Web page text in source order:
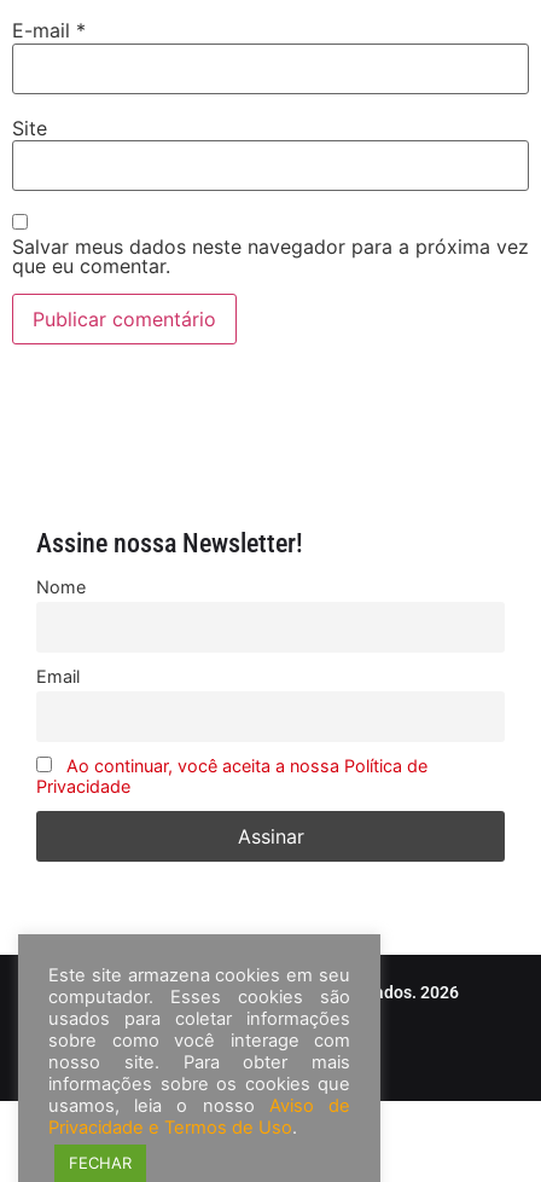
E-mail *
Site
Salvar meus dados neste navegador para a próxima vez
que eu comentar.
Assine nossa Newsletter!
Nome
Email
Ao continuar, você aceita a nossa Política de
Privacidade
© Frota&Cia - Todos os direitos reservados. 2026
Este site armazena cookies em seu
computador. Esses cookies são
usados para coletar informações
sobre como você interage com
nosso site. Para obter mais
informações sobre os cookies que
usamos, leia o nosso Aviso de
Privacidade e Termos de Uso.
FECHAR